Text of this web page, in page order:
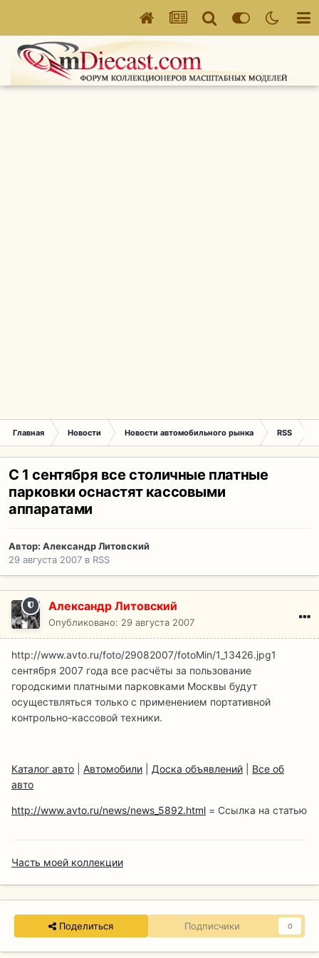
Главная Новости Новости автомобильного рынка RSS
С 1 сентября все столичные платные
парковки оснастят кассовыми
аппаратами
Автор: Александр Литовский
29 августа 2007 в RSS
Александр Литовский
Опубликовано: 29 августа 2007
http://www.avto.ru/foto/29082007/fotoMin/1_13426.jpg1
сентября 2007 года все расчёты за пользование
городскими платными парковками Москвы будут
осуществляться только с применением портативной
контрольно-кассовой техники.
Каталог авто Автомобили Доска объявлений
Все об
авто
http://www.avto.ru/news/news_5892.html = Ссылка на статью
Часть моей коллекции
Поделиться Подписчики 0